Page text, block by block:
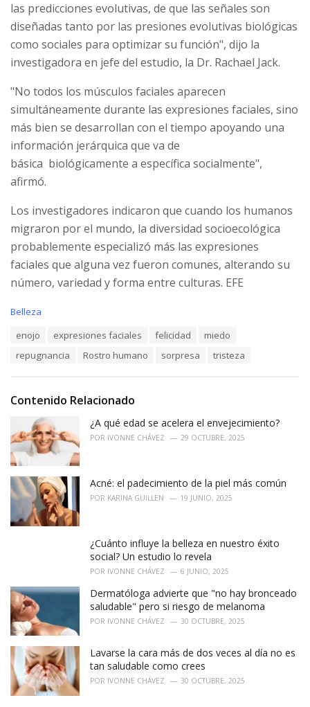
las predicciones evolutivas, de que las señales son
diseñadas tanto por las presiones evolutivas biológicas
como sociales para optimizar su función", dijo la
investigadora en jefe del estudio, la Dr. Rachael Jack.
"No todos los músculos faciales aparecen
simultáneamente durante las expresiones faciales, sino
más bien se desarrollan con el tiempo apoyando una
información jerárquica que va de
básica biológicamente a específica socialmente",
afirmó.
Los investigadores indicaron que cuando los humanos
migraron por el mundo, la diversidad socioecológica
probablemente especializó más las expresiones
faciales que alguna vez fueron comunes, alterando su
número, variedad y forma entre culturas. EFE
C
i
:
Belleza
enojo expresiones faciales felicidad
miedo
repugnancia
Rostro humano sorpresa tristeza
Contenido Relacionado
¿A qué edad se acelera el envejecimiento?
POR IVONNE CHÁVEZ 29 OCTUBRE, 2025
Acné: el padecimiento de la piel más común
POR KARINA GUILLEN 19 JUNIO, 2025
¿Cuánto influye la belleza en nuestro éxito
social? Un estudio lo revela
POR IVONNE CHÁVEZ 6 JUNIO, 2025
Dermatóloga advierte que "no hay bronceado
saludable" pero si riesgo de melanoma
POR IVONNE CHÁVEZ 30 OCTUBRE, 2025
Lavarse la cara más de dos veces al día no es
tan saludable como crees
POR IVONNE CHÁVEZ 30 OCTUBRE, 2025